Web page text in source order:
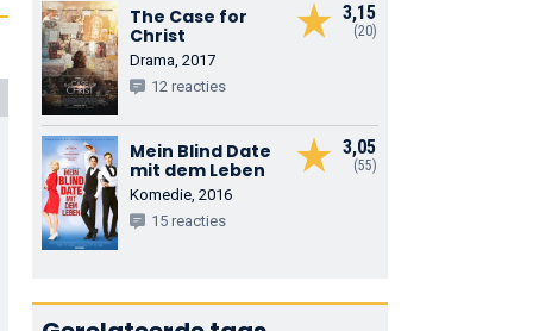
3,15
(20)
The Case for
Christ
Drama, 2017
12 reacties
3,05
(55)
Mein Blind Date
mit dem Leben
Komedie, 2016
15 reacties